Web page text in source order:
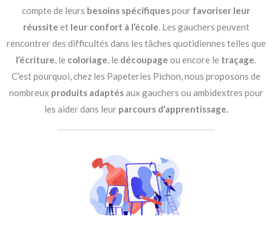
compte de leurs besoins spécifiquespour favoriser leur
réussite et leur confort à l’école . Les gauchers peuvent
rencontrer des difficultés dans les tâches quotidiennes telles que
l’écriture , le coloriage , le découpage ou encore le traçage
C’est pourquoi, chez les Papeteries Pichon, nous proposons de
nombreux produits adaptésaux gauchers ou ambidextres pour
les aider dans leur parcours d’apprentissage.